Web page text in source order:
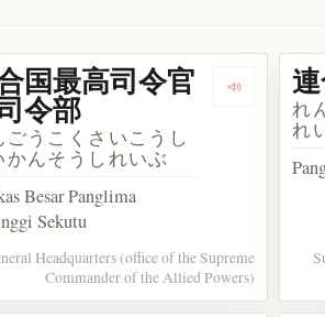
合国軍最高司令官総司令部 Dengarkan
国最高司令官
令部
ごうこくさいこうし
かんそうしれいぶ
Besar Panglima
Sekutu
Headquarters (office of the Supreme
Commander of the Allied Powers)
れ
れ